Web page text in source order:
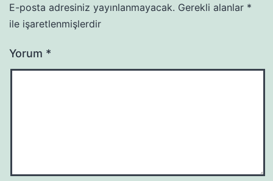
E-posta adresiniz yayınlanmayacak. Gerekli alanlar *
ile işaretlenmişlerdir
Yorum *